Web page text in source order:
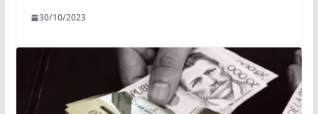
30/10/2023